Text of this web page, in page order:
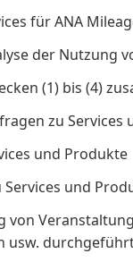
für ANA
der Nutzung
(1) bis (4)
zu Services
und Produkte
und
von
usw.